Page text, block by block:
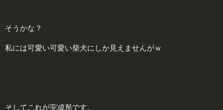
そうかな？
私には可愛い可愛い柴犬にしか見えませんがｗ
そしてこれが完成形です。